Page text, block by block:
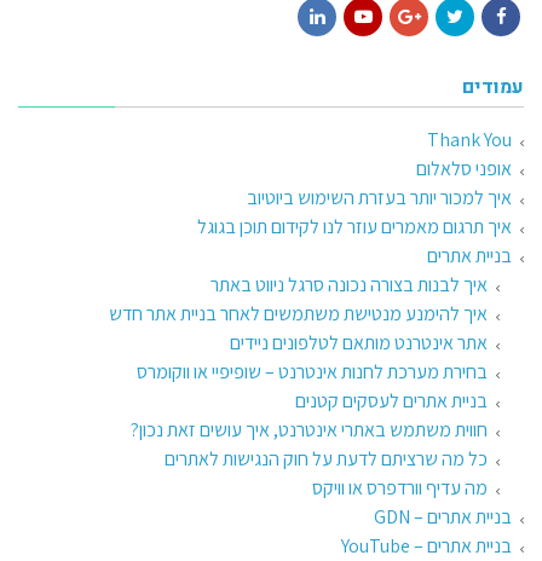
עמודים
Thank You
אופני סלאלום
איך למכור יותר בעזרת השימוש ביוטיוב
איך תרגום מאמרים עוזר לנו לקידום תוכן בגוגל
בניית אתרים
איך לבנות בצורה נכונה סרגל ניווט באתר
איך להימנע מנטישת משתמשים לאחר בניית אתר חדש
אתר אינטרנט מותאם לטלפונים ניידים
בחירת מערכת לחנות אינטרנט – שופיפיי או ווקומרס
בניית אתרים לעסקים קטנים
חווית משתמש באתרי אינטרנט, איך עושים זאת נכון?
כל מה שרציתם לדעת על חוק הנגישות לאתרים
מה עדיף וורדפרס או וויקס
בניית אתרים – GDN
בניית אתרים – YouTube